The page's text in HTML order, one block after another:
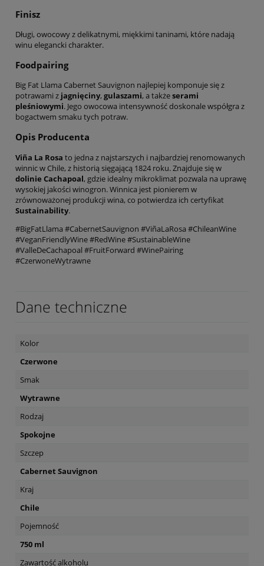
Finisz
Długi, owocowy z delikatnymi, miękkimi taninami, które nadają
winu elegancki charakter.
Foodpairing
Big Fat Llama Cabernet Sauvignon najlepiej komponuje się z
potrawami z jagnięciny, gulaszami, a takżeserami
pleśniowymi. Jego owocowa intensywność doskonale współgra z
bogactwem smaku tych potraw.
Opis Producenta
Viña La Rosa to jedna z najstarszych i najbardziej renomowanych
winnic w Chile, z historią sięgającą 1824 roku. Znajduje się w
dolinie Cachapoal, gdzie idealny mikroklimat pozwala na uprawę
wysokiej jakości winogron. Winnica jest pionierem w
zrównoważonej produkcji wina, co potwierdza ich certyfikat
Sustainability.
#BigFatLlama #CabernetSauvignon #ViñaLaRosa #ChileanWine
#VeganFriendlyWine #RedWine #SustainableWine
#ValleDeCachapoal #FruitForward #WinePairing
#CzerwoneWytrawne
Dane techniczne
Kolor
Czerwone
Smak
Wytrawne
Rodzaj
Spokojne
Szczep
Cabernet Sauvignon
Kraj
Chile
Pojemność
750 ml
Zawartość alkoholu